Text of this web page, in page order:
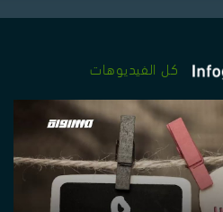
كل الفيديوهات